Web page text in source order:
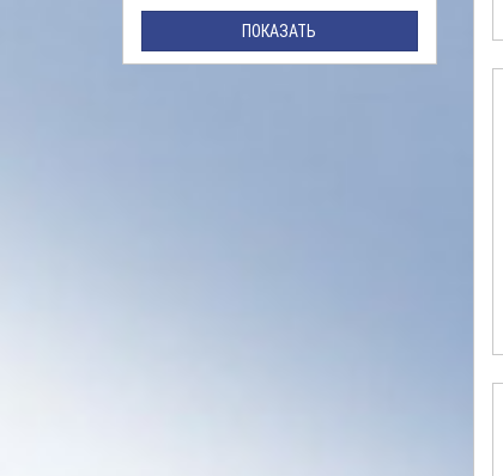
ПОКАЗАТЬ